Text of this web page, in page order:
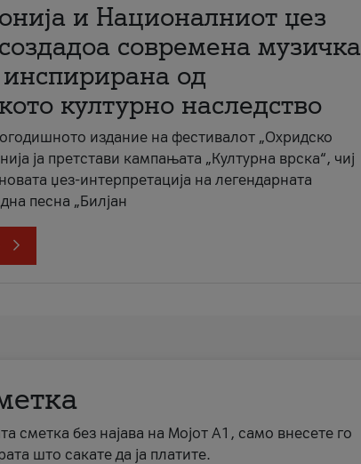
и Националниот џез
современа музичка
од
културно наследство
издание на фестивалот „Охридско
ја претстави кампањата „Културна врска“, чиј
џез-интерпретација на легендарната
песна „Билјан
сметка без најава на Мојот А1, само внесете го
што сакате да ја платите.